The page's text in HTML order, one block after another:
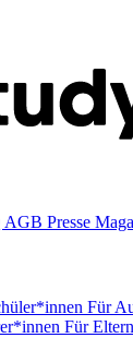
AGB Presse
Für
Für Eltern